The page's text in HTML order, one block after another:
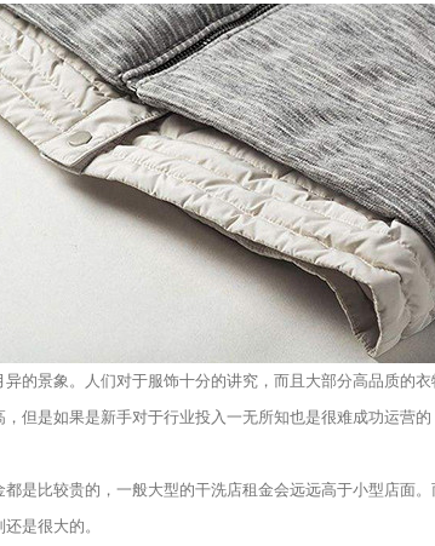
景象。人们对于服饰十分的讲究，而且大部分高品质的衣
但是如果是新手对于行业投入一无所知也是很难成功运营的
比较贵的，一般大型的干洗店租金会远远高于小型店面。
是很大的。